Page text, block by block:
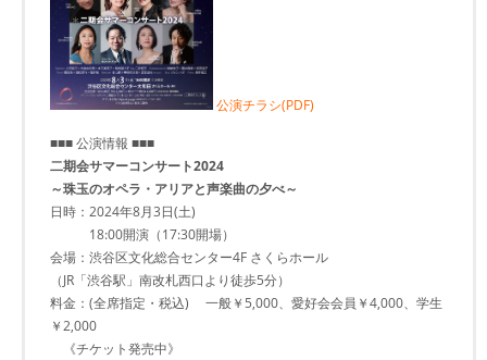
公演チラシ(PDF)
■■■ 公演情報 ■■■
二期会サマーコンサート2024
～珠玉のオペラ・アリアと声楽曲の夕べ～
日時：2024年8月3日(土)
18:00開演（17:30開場）
会場：渋谷区文化総合センター4F さくらホール
（JR「渋谷駅」南改札西口より徒歩5分）
料金：(全席指定・税込) 一般￥5,000、愛好会会員￥4,000、学生
￥2,000
《チケット発売中》